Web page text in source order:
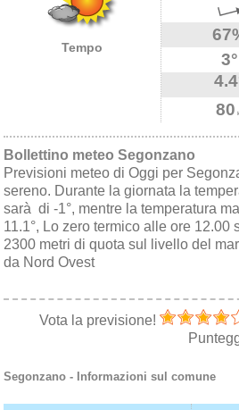
Tempo
3°
80
Bollettino meteo Segonzano
Previsioni meteo di Oggi per
sereno. Durante la giornata la
sarà di -1°, mentre la temperatura
11.1°, Lo zero termico alle ore
2300 metri di quota sul livello del
da Nord Ovest
Vota la previsione!
Segonzano - Informazioni sul comune